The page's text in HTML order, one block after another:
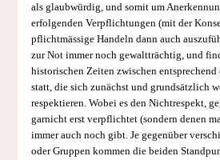
als glaubwürdig, und somit um
erfolgenden Verpflichtungen (mit der
pflichtmässige Handeln dann auch
zur Not immer noch gewaltträchtig, und
historischen Zeiten zwischen entsprechend
statt, die sich zunächst und grundsätzlich
respektieren. Wobei es den Nichtrespekt,
garnicht erst verpflichtet (sondern denen
immer auch noch gibt. Je gegenüber
oder Gruppen kommen die beiden